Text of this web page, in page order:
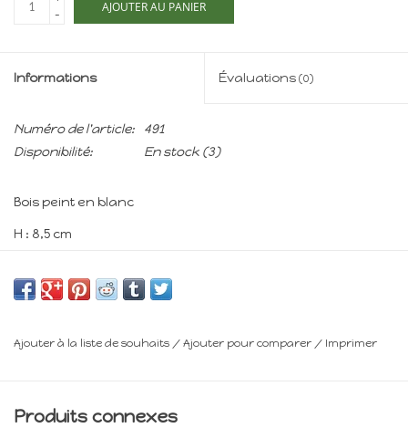
-
AJOUTER AU PANIER
Informations Évaluations (0)
Numéro de l'article:
491
Disponibilité:
En stock (3)
Bois peint en blanc
H : 8,5 cm
P : 2,5 cm
Ajouter à la liste de souhaits / Ajouter pour comparer / Imprimer
Produits connexes